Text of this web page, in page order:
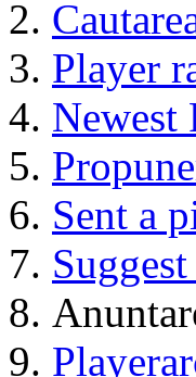
Catalog
Contact
Impresii
Terms
Login
Vejerta